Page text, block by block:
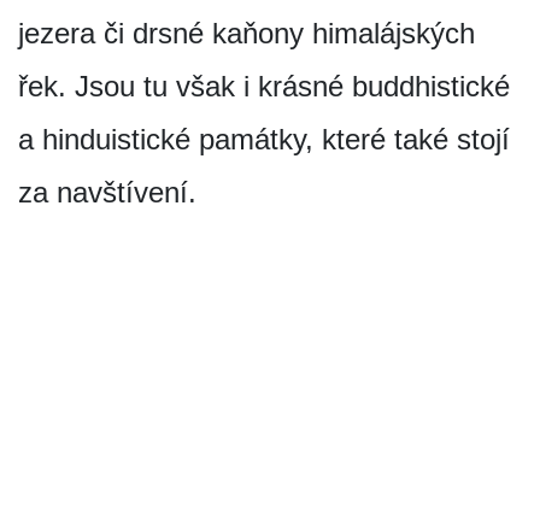
jezera či drsné kaňony himalájských
řek. Jsou tu však i krásné buddhistické
a hinduistické památky, které také stojí
za navštívení.